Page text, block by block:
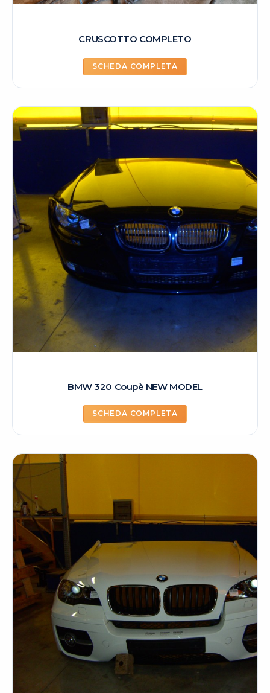
CRUSCOTTO COMPLETO
SCHEDA COMPLETA
BMW 320 Coupè NEW MODEL
SCHEDA COMPLETA